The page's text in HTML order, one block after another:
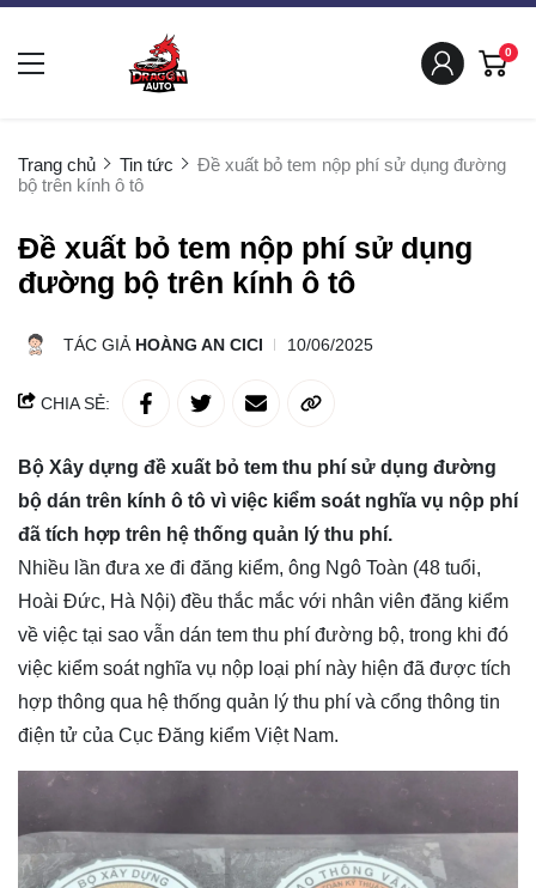
0
Trang chủ Tin tức
Đề xuất bỏ tem nộp phí sử dụng đường
bộ trên kính ô tô
Đề xuất bỏ tem nộp phí sử dụng
đường bộ trên kính ô tô
TÁC GIẢ HOÀNG AN CICI 10/06/2025
CHIA SẺ:
Bộ Xây dựng đề xuất bỏ tem thu phí sử dụng đường
bộ dán trên kính ô tô vì việc kiểm soát nghĩa vụ nộp phí
đã tích hợp trên hệ thống quản lý thu phí.
Nhiều lần đưa xe đi đăng kiểm, ông Ngô Toàn (48 tuổi,
Hoài Đức, Hà Nội) đều thắc mắc với nhân viên đăng kiểm
về việc tại sao vẫn dán tem thu phí đường bộ, trong khi đó
việc kiểm soát nghĩa vụ nộp loại phí này hiện đã được tích
hợp thông qua hệ thống quản lý thu phí và cổng thông tin
điện tử của Cục Đăng kiểm Việt Nam.